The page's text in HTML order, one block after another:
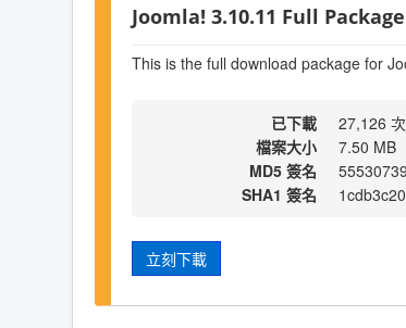
Joomla! 3.10.11 Full
This is the full download package for
已下載
27,126 次
檔案大小
7.50 MB
MD5 簽名
SHA1 簽名
立刻下載